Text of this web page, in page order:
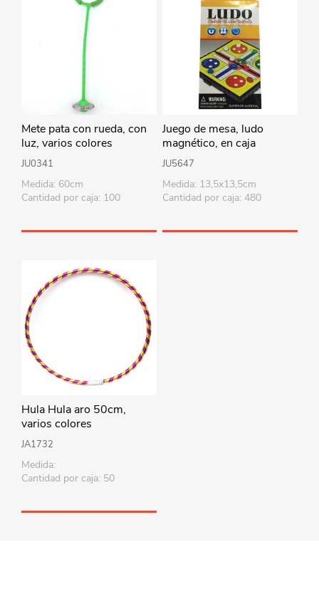
Mete pata con rueda, con
luz, varios colores
JU0341
Medida: 60cm
Cantidad por caja: 100
Juego de mesa, ludo
magnético, en caja
JU5647
Medida: 13,5x13,5cm
Cantidad por caja: 480
Hula Hula aro 50cm,
varios colores
JA1732
Medida:
Cantidad por caja: 50